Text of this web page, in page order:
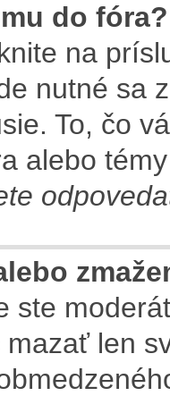
do fóra?
na
nutné sa
To, čo
alebo
ste
len